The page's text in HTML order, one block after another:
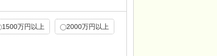
1500万円以上 2000万円以上